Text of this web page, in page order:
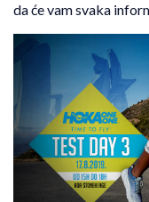
da će vam svaka